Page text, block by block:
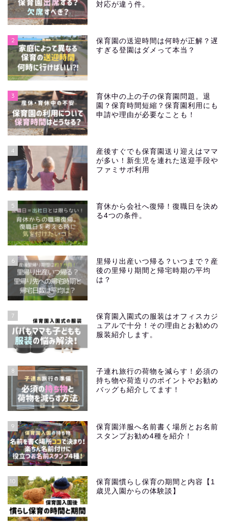
対応が違う件。
2
保育園の送迎時間は何時が正解？遅
すぎる登園はダメって本当？
3
育休中の上の子の保育園問題。退
園？保育時間短縮？保育園利用にも
申請や理由が必要なことも！
4
産後すぐでも保育園送り迎えはママ
が多い！新生児を連れた送迎手段や
ファミサポ利用
5
育休から会社へ復帰！復職日を決め
る4つの条件。
6
里帰り出産いつ帰る？いつまで？産
後の里帰り期間と帰宅時期の平均
は？
7
保育園入園式の服装はオフィスカジ
ュアルで十分！その理由とお勧めの
服装紹介します。
8
子連れ旅行の荷物を減らす！必須の
持ち物や荷造りのポイントやお勧め
バッグも紹介してます！
9
保育園洋服へ名前書く場所とお名前
スタンプお勧め4種を紹介！
10
保育園慣らし保育の期間と内容【1
歳児入園からの体験談】